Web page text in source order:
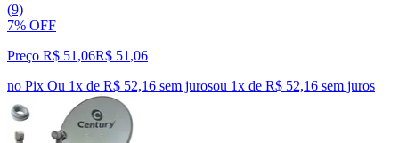
(9)
7% OFF
Preço R$ 51,06R$ 51 ,06
no Pix Ou 1x de R$ 52,16 sem jurosou 1x de R$ 52,16 sem juros